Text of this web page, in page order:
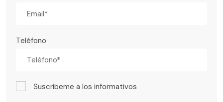
Teléfono
Suscribeme a los informativos